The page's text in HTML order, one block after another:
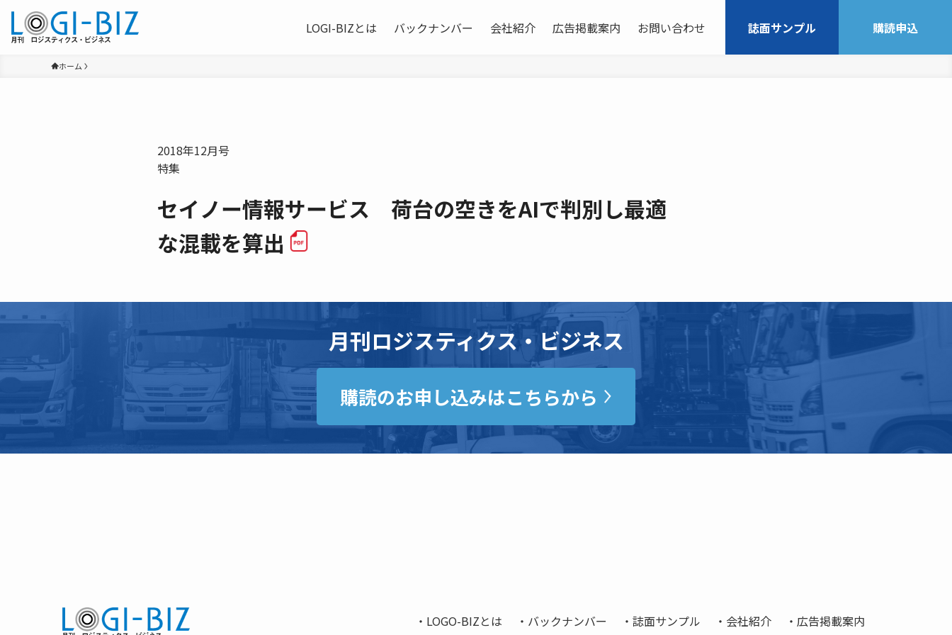
LOGI-BIZとは バックナンバー 会社紹介 広告掲載案内 お問い合わせ 誌面サンプル 購読申込
ホーム
2018年12月号
特集
セイノー情報サービス 荷台の空きをAIで判別し最適
な混載を算出
月刊ロジスティクス・ビジネス
購読のお申し込みはこちらから
LOGO-BIZとは バックナンバー 誌面サンプル 会社紹介 広告掲載案内